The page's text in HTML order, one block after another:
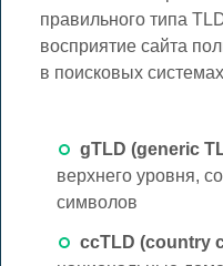
правильного типа
восприятие сайта
в поисковых
gTLD (generic
верхнего уровня,
символов
ccTLD (country